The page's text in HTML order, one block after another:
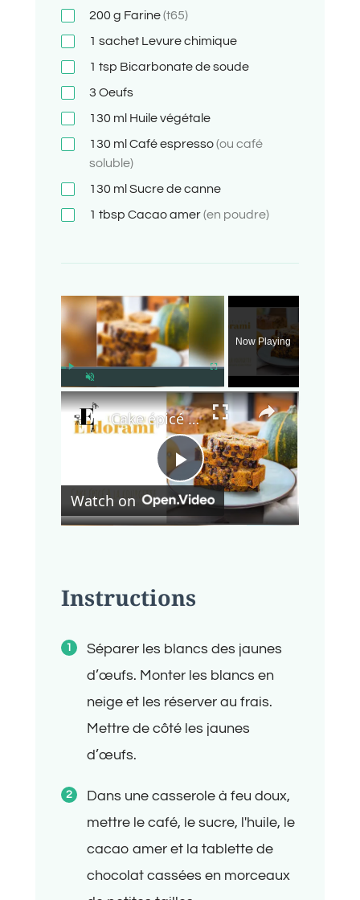
200 g Farine(t65)
1 sachet Levure chimique
1 tsp Bicarbonate de soude
3 Oeufs
130 ml Huile végétale
130 mlCafé espresso(ou café
soluble)
130 mlSucre de canne
1 tbsp Cacao amer(en poudre)
×
Play
Unmute
Fullscreen
Now Playing
×
Play
Video
Cake épicé à la courgette et aux pépites de chocolat | Sans sucre et sans lactose
Watch on
Instructions
Séparer les blancs des jaunes
d’œufs. Monter les blancs en
neige et les réserver au frais.
Mettre de côté les jaunes
d’œufs.
Dans une casserole à feu doux,
mettre le café, le sucre, l'huile, le
cacao amer et la tablette de
chocolat cassées en morceaux